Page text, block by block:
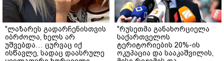
"ლაზარეს გადარჩენისთვის
იბრძოლა, ხელს არ
უშვებდა… ცურვაც იქ
ისწავლე, სადაც დაასრულე
"რუსეთმა განახორციელა
საქართველოს
ტერიტორიების 20%-ის
ოკუპაცია და სააკაშვილის,